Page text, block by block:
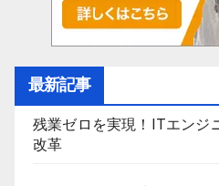
最新記事
残業ゼロを実現！ITエンジ
改革